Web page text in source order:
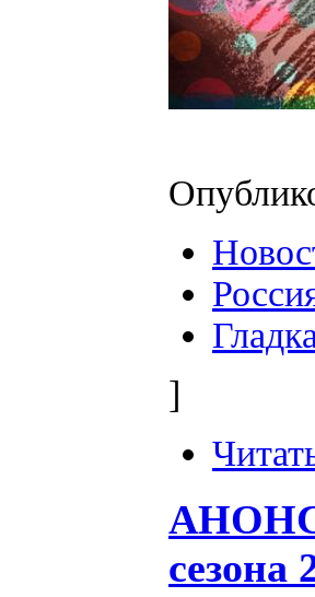
]
АНОНС
сезона